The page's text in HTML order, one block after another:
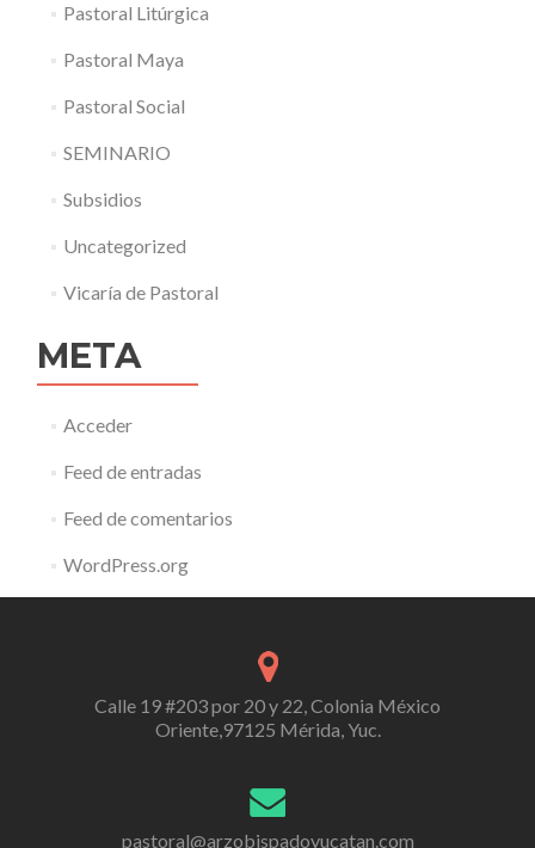
Pastoral Litúrgica
Pastoral Maya
Pastoral Social
SEMINARIO
Subsidios
Uncategorized
Vicaría de Pastoral
META
Acceder
Feed de entradas
Feed de comentarios
WordPress.org
Calle 19 #203 por 20 y 22, Colonia México
Oriente,97125 Mérida, Yuc.
pastoral@arzobispadoyucatan.com